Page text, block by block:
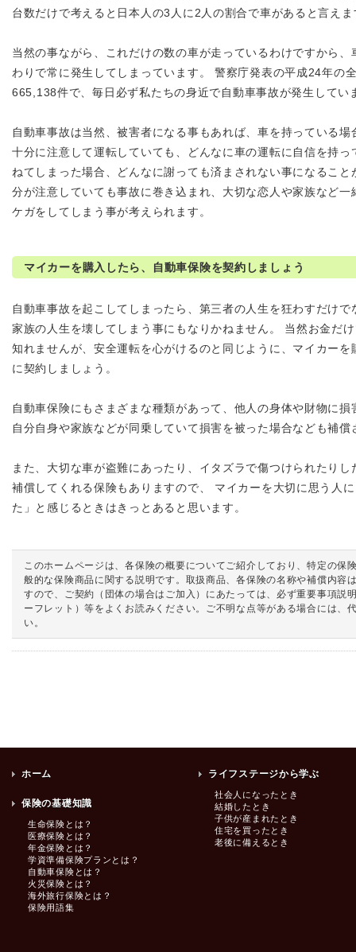
台数だけで考えると日本人の3人に2人の割合で車があると言えま
当然の事ながら、これだけの数の車が走っているわけですから
わりで常に発生してしまっています。 警察庁発表の平成24年の
665,138件で、毎日必ず私たちの身近で自動車事故が発生してい
自動車事故は当然、被害者になる事もあれば、車を持っている
十分に注意して運転していても、どんなに車の運転に自信を持
ねてしまった場合、どんなに謝っても済まされない事になるこ
分が注意していても事故に巻き込まれ、大切な恋人や家族など
ケガをしてしまう事が考えられます。
マイカーを購入したら、自動車保険を契約しましょう
自動車事故を起こしてしまったら、第三者の人生を狂わすだけ
家族の人生を壊してしまう事にもなりかねません。 当然お金だ
知れませんが、安全運転を心がけるのと同じように、マイカー
に契約しましょう。
自動車保険にもさまざまな種類があって、他人の身体や財物に
自分自身や家族などが同乗していて損害を被った場合なども補
また、大切な車が盗難にあったり、イタズラで傷つけられたり
補償してくれる保険もありますので、 マイカーを大切に思う人
た」と感じるときはきっとあると思います。
このホームページは、各保険の概要についてご紹介しており、特定の保
般的な保険商品に関する説明です。取扱商品、各保険の名称や補償内容
すので、ご契約（団体の場合はご加入）にあたっては、必ず重要事項説
ーフレット）等をよくお読みください。ご不明な点等がある場合には、
い。
ホーム
保険の基礎知識
生命保険とは？
医療保険とは？
年金保険とは？
学資準備保険プランとは？
自動車保険とは？
火災保険とは？
海外旅行保険とは？
保険用語集
ライフステージから学ぶ
社会人になったとき
結婚したとき
子供が産まれたとき
住宅を買ったとき
老後に備えるとき